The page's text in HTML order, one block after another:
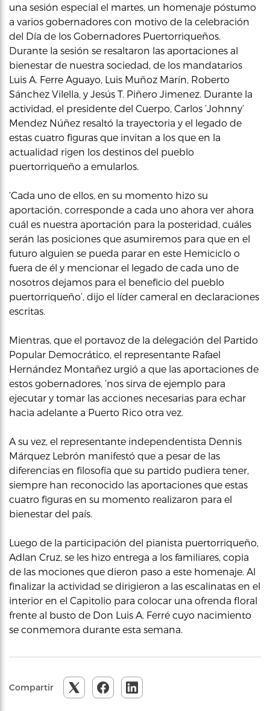
una sesión especial el martes, un homenaje póstumo
a varios gobernadores con motivo de la celebración
del Día de los Gobernadores Puertorriqueños.
Durante la sesión se resaltaron las aportaciones al
bienestar de nuestra sociedad, de los mandatarios
Luis A. Ferre Aguayo, Luis Muñoz Marín, Roberto
Sánchez Vilella, y Jesús T. Piñero Jimenez. Durante la
actividad, el presidente del Cuerpo, Carlos ‘Johnny’
Mendez Núñez resaltó la trayectoria y el legado de
estas cuatro figuras que invitan a los que en la
actualidad rigen los destinos del pueblo
puertorriqueño a emularlos.
‘Cada uno de ellos, en su momento hizo su
aportación, corresponde a cada uno ahora ver ahora
cuál es nuestra aportación para la posteridad, cuáles
serán las posiciones que asumiremos para que en el
futuro alguien se pueda parar en este Hemiciclo o
fuera de él y mencionar el legado de cada uno de
nosotros dejamos para el beneficio del pueblo
puertorriqueño’, dijo el líder cameral en declaraciones
escritas.
Mientras, que el portavoz de la delegación del Partido
Popular Democrático, el representante Rafael
Hernández Montañez urgió a que las aportaciones de
estos gobernadores, ‘nos sirva de ejemplo para
ejecutar y tomar las acciones necesarias para echar
hacia adelante a Puerto Rico otra vez.
A su vez, el representante independentista Dennis
Márquez Lebrón manifestó que a pesar de las
diferencias en filosofía que su partido pudiera tener,
siempre han reconocido las aportaciones que estas
cuatro figuras en su momento realizaron para el
bienestar del país.
Luego de la participación del pianista puertorriqueño,
Adlan Cruz, se les hizo entrega a los familiares, copia
de las mociones que dieron paso a este homenaje. Al
finalizar la actividad se dirigieron a las escalinatas en el
interior en el Capitolio para colocar una ofrenda floral
frente al busto de Don Luis A. Ferré cuyo nacimiento
se conmemora durante esta semana.
Compartir